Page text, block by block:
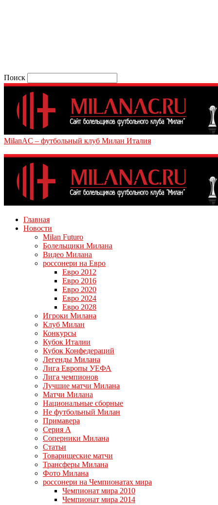
Поиск
MilanAC – футбольный клуб Милан Италия
Главная
Новости
Milan Futuro
Болельщики Милана
Видео Милана
россонери на Евро
Евро 2012
Евро 2016
Евро 2020
Евро 2024
Евро 2028
Игроки Милана
Клуб Милан
Конкурсы
Кубок Италии
Кубок Конфедераций
Легенды Милана
Лига Европы УЕФА
Лига чемпионов
Лучшие матчи Милана
Матчи Милана
Национальные сборные
Не футбольный Милан
Примавера
Серия А
Соперники Милана
Статьи
Товарищеские матчи
Трансферы Милана
Фото Милана
россонери на Чемпионатах мира
Чемпионат мира 2010
Чемпионат мира 2014